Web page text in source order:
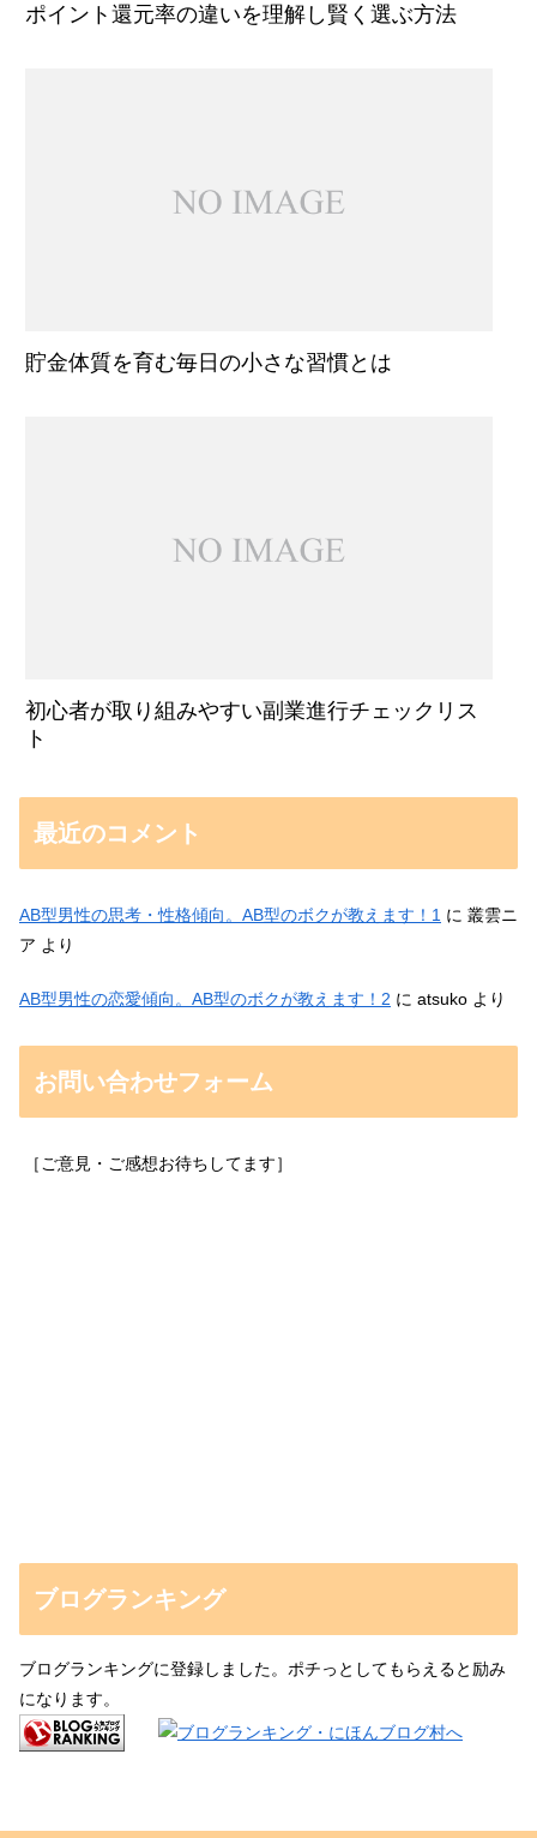
ポイント還元率の違いを理解し賢く選ぶ方法
貯金体質を育む毎日の小さな習慣とは
初心者が取り組みやすい副業進行チェックリス
ト
最近のコメント
AB型男性の思考・性格傾向。AB型のボクが教えます！1 に 叢雲ニ
ア より
AB型男性の恋愛傾向。AB型のボクが教えます！2 に atsuko より
お問い合わせフォーム
［ご意見・ご感想お待ちしてます］
ブログランキング
ブログランキングに登録しました。ポチっとしてもらえると励み
になります。